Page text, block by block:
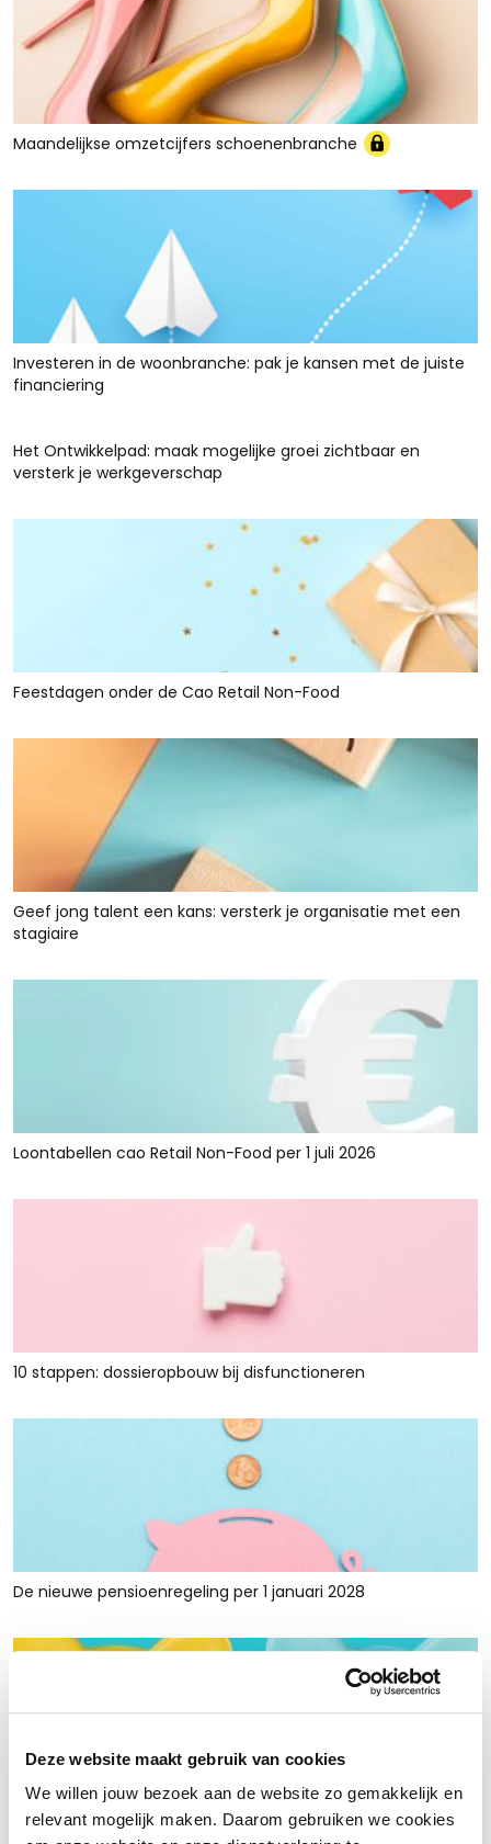
Deze website maakt gebruik van cookies
We willen jouw bezoek aan de website zo gemakkelijk en
relevant mogelijk maken. Daarom gebruiken we cookies
Maandelijkse omzetcijfers schoenenbranche
Investeren in de woonbranche: pak je kansen met de juiste
financiering
Het Ontwikkelpad: maak mogelijke groei zichtbaar en
versterk je werkgeverschap
Feestdagen onder de Cao Retail Non-Food
Geef jong talent een kans: versterk je organisatie met een
stagiaire
Loontabellen cao Retail Non-Food per 1 juli 2026
10 stappen: dossieropbouw bij disfunctioneren
De nieuwe pensioenregeling per 1 januari 2028
Rust en ruimte met werkkapitaalfinanciering: voor retailers
die tijdelijk krap zitten